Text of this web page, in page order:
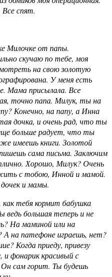
Все спят.
Милочке от папы.
скучаю по тебе, моя
на свою золотую
У меня есть
Мама присылала. Все
точно папа. Милук, ты на
Конечно, на папу, а Инна
дочка, и очень рад, что ты
больше радует, что ты
имеешь книги. Золотой
сама письма. Заключим
Хорошо, Милук? Очень
с тобою, Инной и мамой.
и мамы.
тебя кормит бабушка
ведь большая теперь и не
На маминой или на
А на патефоне играешь, нет?
Когда приеду, привезу
и фонарик красивый с
сам горит. Ты будешь